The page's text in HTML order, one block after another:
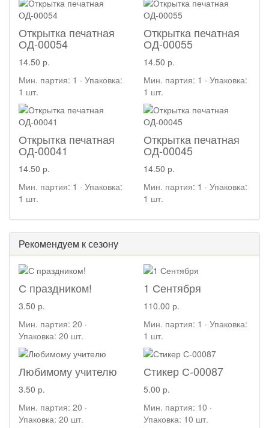
Открытка печатная
ОД-00054
14.50 р.
Мин. партия: 1 · Упаковка:
1 шт.
Открытка печатная
ОД-00055
14.50 р.
Мин. партия: 1 · Упаковка:
1 шт.
Открытка печатная
ОД-00041
14.50 р.
Мин. партия: 1 · Упаковка:
1 шт.
Открытка печатная
ОД-00045
14.50 р.
Мин. партия: 1 · Упаковка:
1 шт.
Рекомендуем к сезону
С праздником!
3.50 р.
Мин. партия: 20 ·
Упаковка: 20 шт.
1 Сентября
110.00 р.
Мин. партия: 1 · Упаковка:
1 шт.
Любимому учителю
3.50 р.
Мин. партия: 20 ·
Упаковка: 20 шт.
Стикер С-00087
5.00 р.
Мин. партия: 10 ·
Упаковка: 10 шт.